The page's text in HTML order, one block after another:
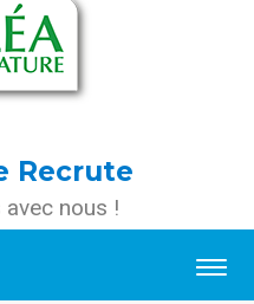
Recrute
nous !